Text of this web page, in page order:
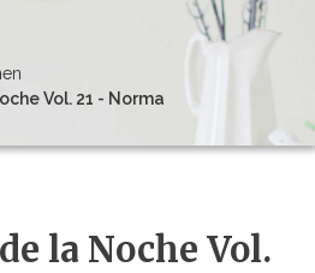
Vol. 21 - Norma
la Noche Vol.